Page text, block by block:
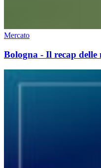
Mercato
Bologna - Il recap delle